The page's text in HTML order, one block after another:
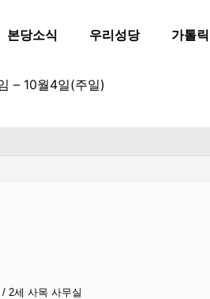
본당소식 우리성당 가톨
– 10월4일(주일)
2세 사목 사무실